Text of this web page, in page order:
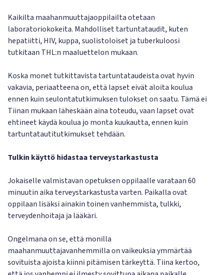
Kaikilta maahanmuuttajaoppilailta otetaan
laboratoriokokeita. Mahdolliset tartuntataudit, kuten
hepatiitti, HIV, kuppa, suolistoloiset ja tuberkuloosi
tutkitaan THL:n maaluettelon mukaan.
Koska monet tutkittavista tartuntataudeista ovat hyvin
vakavia, periaatteena on, että lapset eivät aloita koulua
ennen kuin seulontatutkimuksen tulokset on saatu. Tämä ei
Tiinan mukaan läheskään aina toteudu, vaan lapset ovat
ehtineet käydä koulua jo monta kuukautta, ennen kuin
tartuntatautitutkimukset tehdään.
Tulkin käyttö hidastaa terveystarkastusta
Jokaiselle valmistavan opetuksen oppilaalle varataan 60
minuutin aika terveystarkastusta varten. Paikalla ovat
oppilaan lisäksi ainakin toinen vanhemmista, tulkki,
terveydenhoitaja ja lääkäri.
Ongelmana on se, että monilla
maahanmuuttajavanhemmilla on vaikeuksia ymmärtää
sovituista ajoista kiinni pitämisen tärkeyttä. Tiina kertoo,